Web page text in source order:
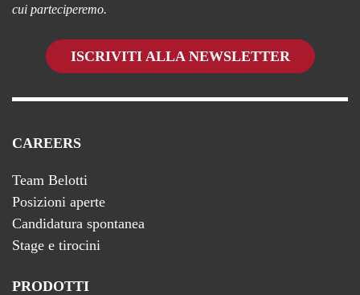
cui parteciperemo.
ISCRIVITI ALLA NEWSLETTER
CAREERS
Team Belotti
Posizioni aperte
Candidatura spontanea
Stage e tirocini
PRODOTTI